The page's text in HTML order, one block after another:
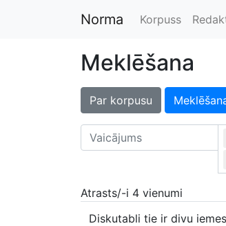
Norma Korpuss
Meklēšana
Par korpusu
Atrasts/-i 4 vienumi
Diskutabli tie ir divu